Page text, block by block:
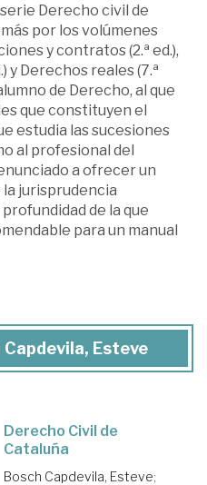
Derecho civil de
por los volúmenes
y contratos (2.ª ed.),
y Derechos reales (7.ª
de Derecho, al que
que constituyen el
estudia las sucesiones
al profesional del
a ofrecer un
la jurisprudencia
de la que
para un manual
Esteve
Derecho Civil de
Cataluña
Bosch Capdevila, Esteve;